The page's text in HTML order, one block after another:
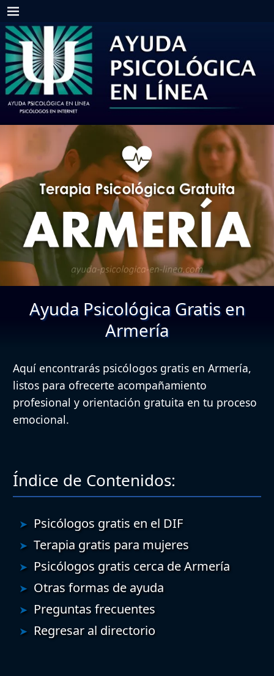
Ayuda Psicológica Gratis en
Armería
Aquí encontrarás psicólogos gratis en Armería,
listos para ofrecerte acompañamiento
profesional y orientación gratuita en tu proceso
emocional.
Índice de Contenidos:
Psicólogos gratis en el DIF
Terapia gratis para mujeres
Psicólogos gratis cerca de Armería
Otras formas de ayuda
Preguntas frecuentes
Regresar al directorio